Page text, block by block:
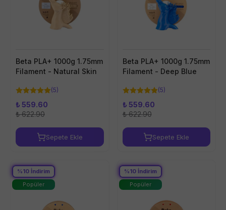
Beta PLA+ 1000g 1.75mm
Filament - Natural Skin
(5)
₺ 559.60
₺ 622.90
Sepete Ekle
Beta PLA+ 1000g 1.75mm
Filament - Deep Blue
(5)
₺ 559.60
₺ 622.90
Sepete Ekle
%10 İndirim
Popüler
%10İndirim
Popüler